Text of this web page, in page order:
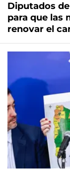
Diputados
para que las
renovar el